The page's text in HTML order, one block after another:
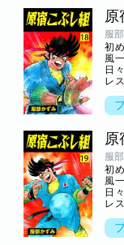
が
巨
原
服
初
風
日
レ
端
ら
が
巨
原
服
初
風
日
レ
端
ら